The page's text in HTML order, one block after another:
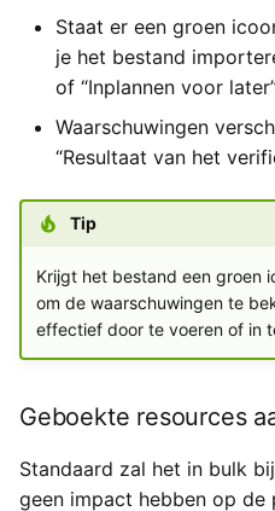
Staat er een groen
je het bestand
of “Inplannen voor
Waarschuwingen
“Resultaat van het
Tip
Krijgt het bestand een groen
om de waarschuwingen te
effectief door te voeren of in
Geboekte resources
Standaard zal het in bulk
geen impact hebben op de